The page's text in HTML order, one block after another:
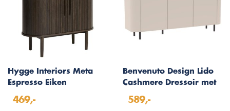
Hygge Interiors Meta
Espresso Eiken
469,-
Benvenuto Design Lido
Cashmere Dressoir met
589,-